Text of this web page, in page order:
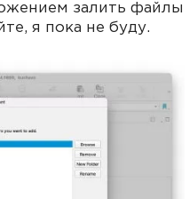
залить файлы
я пока не буду.